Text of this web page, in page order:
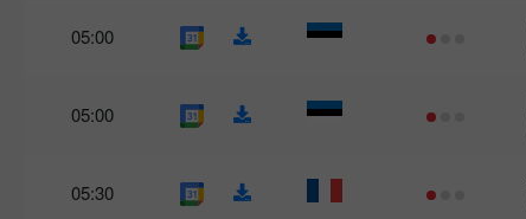
05:00
05:00
05:30